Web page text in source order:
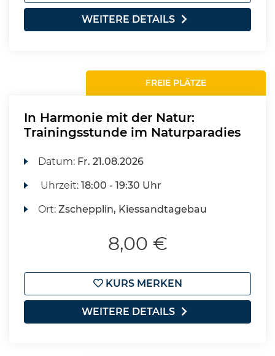
WEITERE DETAILS
FREIE PLÄTZE
In Harmonie mit der Natur:
Trainingsstunde im Naturparadies
Datum: Fr. 21.08.2026
Uhrzeit:18:00 - 19:30 Uhr
Ort:Zschepplin, Kiessandtagebau
8,00 €
KURS MERKEN
WEITERE DETAILS